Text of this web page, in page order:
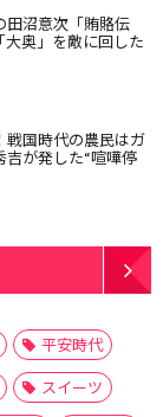
田沼意次「賄賂伝
奥」を敵に回した
戦国時代の農民はガ
が発した“喧嘩停
平安時代
スイーツ